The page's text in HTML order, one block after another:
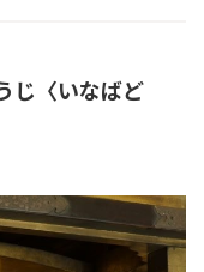
じ〈いなばど